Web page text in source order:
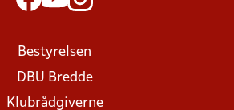
Bestyrelsen
DBU Bredde
Klubrådgiverne